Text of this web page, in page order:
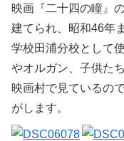
映画『二十四の瞳』
建てられ、昭和46年
学校田浦分校として
やオルガン、子供た
映画村で見ているの
がします。